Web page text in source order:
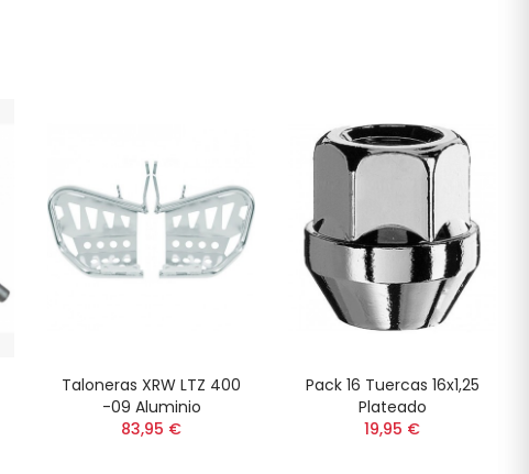
Taloneras XRW LTZ 400
-09 Aluminio
83,95 €
Pack 16 Tuercas 16x1,25
Plateado
19,95 €